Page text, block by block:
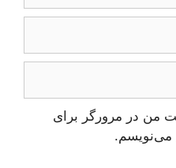
در مرورگر برای